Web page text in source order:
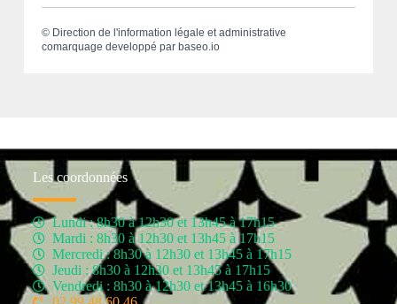
© Direction de l'information légale et administrative
comarquage developpé par baseo.io
Les coordonnées
Lundi : 8h30 à 12h30 et 13h45 à 17h15
Mardi : 8h30 à 12h30 et 13h45 à 17h15
Mercredi : 8h30 à 12h30 et 13h45 à 17h15
Jeudi : 8h30 à 12h30 et 13h45 à 17h15
Vendredi : 8h30 à 12h30 et 13h45 à 16h30